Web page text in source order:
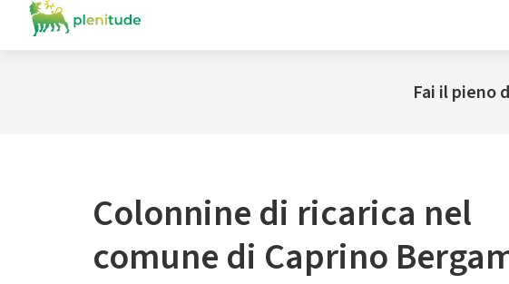
Fai il pieno
Colonnine di ricarica nel
comune di Caprino